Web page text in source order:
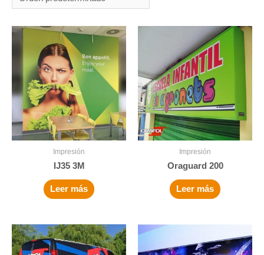
Impresión
IJ35 3M
Leer más
Impresión
Oraguard 200
Leer más